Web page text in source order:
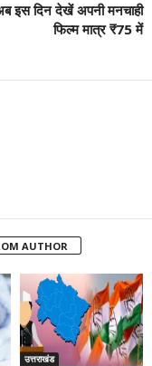
इस दिन देखें अपनी मनचाही
फिल्म मात्र ₹75 में
AUTHOR
उत्तराखंड